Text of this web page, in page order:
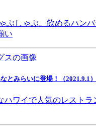
ぶしゃぶ。飲めるハン
い
とみらいに登場！（2021.9.1）
ハワイで人気のレストラ